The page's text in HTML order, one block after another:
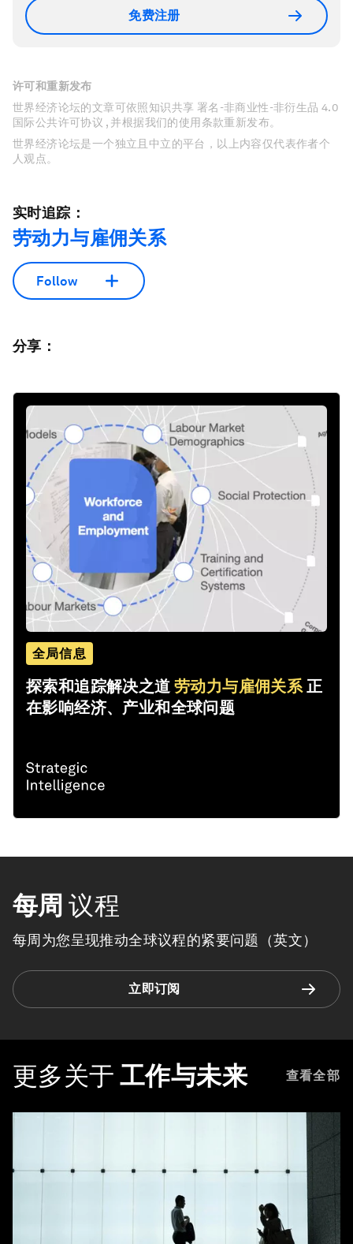
免费注册
许可和重新发布
世界经济论坛的文章可依照知识共享 署名-非商业性-非衍生品 4.0
国际公共许可协议 , 并根据我们的使用条款重新发布。
世界经济论坛是一个独立且中立的平台，以上内容仅代表作者个
人观点。
实时追踪：
劳动力与雇佣关系
Follow
分享：
全局信息
探索和追踪解决之道劳动力与雇佣关系正
在影响经济、产业和全球问题
每周 议程
每周为您呈现推动全球议程的紧要问题（英文）
立即订阅
更多关于 工作与未来 查看全部